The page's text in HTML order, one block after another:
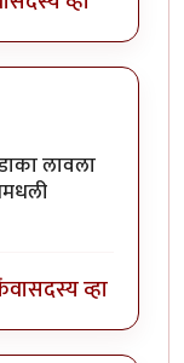
लावला
सदस्य व्हा